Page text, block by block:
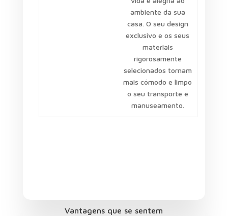
ambiente da sua
casa. O seu design
exclusivo e os seus
materiais
rigorosamente
selecionados tornam
mais cómodo e limpo
o seu transporte e
manuseamento.
Vantagens que se sentem